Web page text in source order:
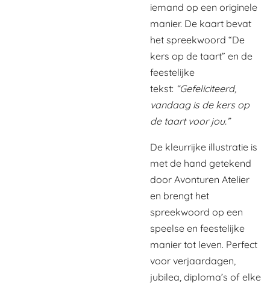
iemand op een originele
manier. De kaart bevat
het spreekwoord “De
kers op de taart” en de
feestelijke
tekst: “Gefeliciteerd,
vandaag is de kers op
de taart voor jou.”
De kleurrijke illustratie is
met de hand getekend
door Avonturen Atelier
en brengt het
spreekwoord op een
speelse en feestelijke
manier tot leven. Perfect
voor verjaardagen,
jubilea, diploma’s of elke